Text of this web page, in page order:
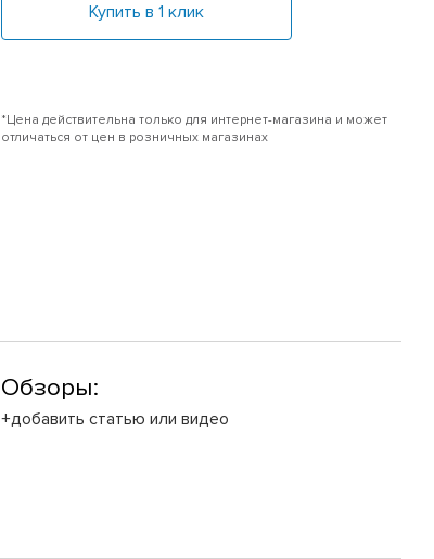
Купить в 1 клик
*Цена действительна только для интернет-магазина и может
отличаться от цен в розничных магазинах
Обзоры:
+добавить статью или видео